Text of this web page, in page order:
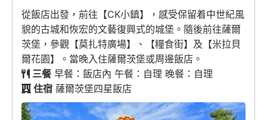
從飯店出發，前往【CK小鎮】，感受保留着中世紀風
貌的古城和恢宏的文藝復興式的城堡。隨後前往薩爾
茨堡，參觀【莫扎特廣場】、【糧食街】及【米拉貝
爾花園】。當晚入住薩爾茨堡或周邊飯店。
三餐早餐：飯店內 午餐：自理 晚餐：自理
住宿 薩爾茨堡四星飯店